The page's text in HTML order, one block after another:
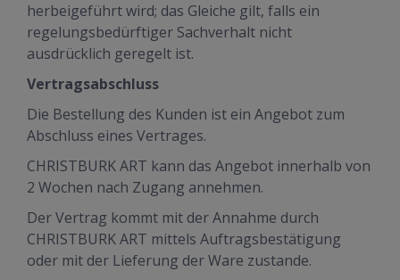
herbeigeführt wird; das Gleiche gilt, falls ein
regelungsbedürftiger Sachverhalt nicht
ausdrücklich geregelt ist.
Vertragsabschluss
Die Bestellung des Kunden ist ein Angebot zum
Abschluss eines Vertrages.
CHRISTBURK ART kann das Angebot innerhalb von
2 Wochen nach Zugang annehmen.
Der Vertrag kommt mit der Annahme durch
CHRISTBURK ART mittels Auftragsbestätigung
oder mit der Lieferung der Ware zustande.